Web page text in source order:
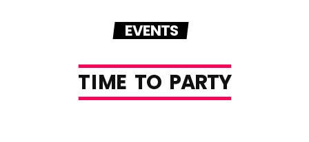
EVENTS
TIME TO PARTY